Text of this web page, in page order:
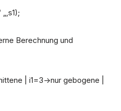
Berechnung und
| i1=3->nur gebogene |